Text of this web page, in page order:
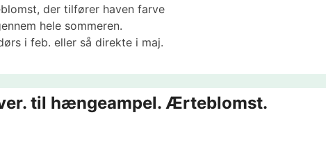
der tilfører haven farve
hele sommeren.
i feb. eller så direkte i maj.
til hængeampel. Ærteblomst.